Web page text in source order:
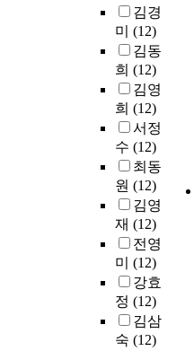
김경
미 (12)
김동
희 (12)
김영
희 (12)
서정
수 (12)
최동
원 (12)
김영
재 (12)
전영
미 (12)
강효
정 (12)
김삼
숙 (12)